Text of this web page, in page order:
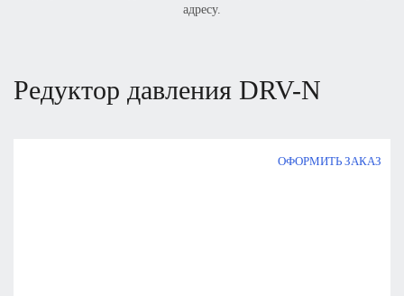
адресу.
редуктор давления DRV-N
ОФОРМИТЬ ЗАКАЗ